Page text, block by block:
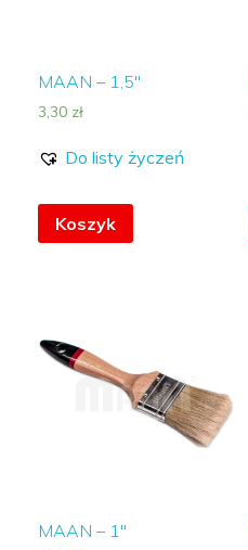
MAAN – 1,5″
3,30 zł
Do listy życzeń
Koszyk
MAAN – 1″